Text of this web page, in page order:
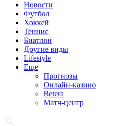
Новости
Футбол
Хоккей
Теннис
Биатлон
Другие виды
Lifestyle
Еще
Прогнозы
Онлайн-казино
Betera
Матч-центр